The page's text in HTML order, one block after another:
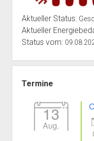
Aktueller Status:
Aktueller
Status vom:
Termine
13
Aug.